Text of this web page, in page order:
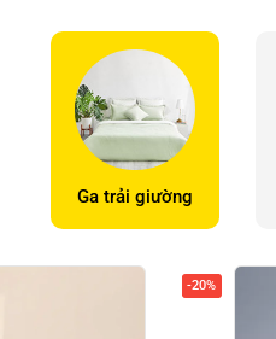
Ga trải giường
-20%